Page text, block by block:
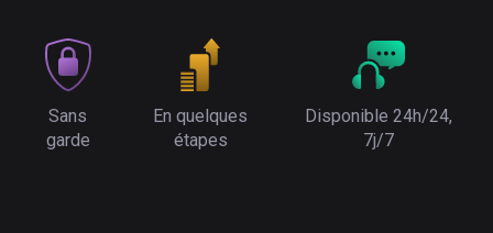
Sans
garde
En quelques
étapes
Disponible 24h/24,
7j/7